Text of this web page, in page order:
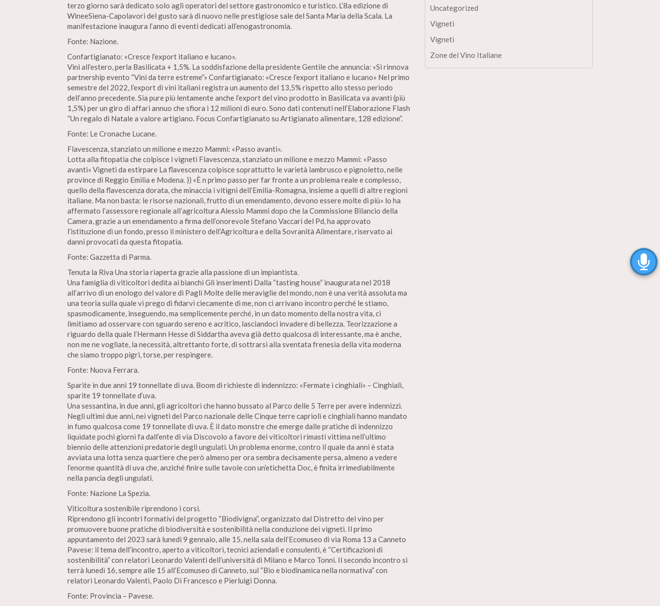
terzo giorno sarà dedicato solo agli operatori del settore gastronomico e turistico. L’8a edizione di
WineeSiena-Capolavori del gusto sarà di nuovo nelle prestigiose sale del Santa Maria della Scala. La
manifestazione inaugura l’anno di eventi dedicati all’enogastronomia.
Fonte: Nazione.
Confartigianato: «Cresce l’export italiano e lucano».
Vini all’estero, perla Basilicata + 1,5%. La soddisfazione della presidente Gentile che annuncia: «Si rinnova
partnership evento “Vini da terre estreme”» Confartigianato: «Cresce l’export italiano e lucano» Nel primo
semestre del 2022, l’export di vini italiani registra un aumento del 13,5% rispetto allo stesso periodo
dell’anno precedente. Sia pure più lentamente anche l’export del vino prodotto in Basilicata va avanti (più
1,5%) per un giro di affari annuo che sfiora i 12 milioni di euro. Sono dati contenuti nell’Elaborazione Flash
“Un regalo di Natale a valore artigiano. Focus Confartigianato su Artigianato alimentare, 128 edizione”.
Fonte: Le Cronache Lucane.
Flavescenza, stanziato un milione e mezzo Mammi: «Passo avanti».
Lotta alla fitopatia che colpisce i vigneti Flavescenza, stanziato un milione e mezzo Mammi: «Passo
avanti» Vigneti da estirpare La flavescenza colpisce soprattutto le varietà lambrusco e pignoletto, nelle
province di Reggio Emilia e Modena. )) «È n primo passo per far fronte a un problema reale e complesso,
quello della flavescenza dorata, che minaccia i vitigni dell’Emilia-Romagna, insieme a quelli di altre regioni
italiane. Ma non basta: le risorse nazionali, frutto di un emendamento, devono essere molte di più» lo ha
affermato l’assessore regionale all’agricoltura Alessio Mammi dopo che la Commissione Bilancio della
Camera, grazie a un emendamento a firma dell’onorevole Stefano Vaccari del Pd, ha approvato
l’istituzione di un fondo, presso il ministero dell’Agricoltura e della Sovranità Alimentare, riservato ai
danni provocati da questa fitopatia.
Fonte: Gazzetta di Parma.
Tenuta la Riva Una storia riaperta grazie alla passione di un impiantista.
Una famiglia di viticoltori dedita ai bianchi Gli inserimenti Dalla “tasting house” inaugurata nel 2018
all’arrivo di un enologo del valore di Pagli Molte delle meraviglie del mondo, non è una verità assoluta ma
una teoria sulla quale vi prego di fidarvi ciecamente di me, non ci arrivano incontro perché le stiamo,
spasmodicamente, inseguendo, ma semplicemente perché, in un dato momento della nostra vita, ci
limitiamo ad osservare con sguardo sereno e acritico, lasciandoci invadere di bellezza. Teorizzazione a
riguardo della quale l’Hermann Hesse di Siddartha aveva già detto qualcosa di interessante, ma è anche,
non me ne vogliate, la necessità, altrettanto forte, di sottrarsi alla sventata frenesia della vita moderna
che siamo troppo pigri, torse, per respingere.
Fonte: Nuova Ferrara.
Sparite in due anni 19 tonnellate di uva. Boom di richieste di indennizzo: «Fermate i cinghiali» – Cinghiali,
sparite 19 tonnellate d’uva.
Una sessantina, in due anni, gli agricoltori che hanno bussato al Parco delle 5 Terre per avere indennizzi.
Negli ultimi due anni, nei vigneti del Parco nazionale delle Cinque terre caprioli e cinghiali hanno mandato
in fumo qualcosa come 19 tonnellate di uva. È il dato monstre che emerge dalle pratiche di indennizzo
liquidate pochi giorni fa dall’ente di via Discovolo a favore dei viticoltori rimasti vittima nell’ultimo
biennio delle attenzioni predatorie degli ungulati. Un problema enorme, contro il quale da anni è stata
avviata una lotta senza quartiere che però almeno per ora sembra decisamente persa, almeno a vedere
l’enorme quantità di uva che, anziché finire sulle tavole con un’etichetta Doc, è finita irrimediabilmente
nella pancia degli ungulati.
Fonte: Nazione La Spezia.
Viticoltura sostenibile riprendono i corsi.
Riprendono gli incontri formativi del progetto “Biodivigna”, organizzato dal Distretto del vino per
promuovere buone pratiche di biodiversità e sostenibilità nella conduzione dei vigneti. Il primo
appuntamento del 2023 sarà lunedì 9 gennaio, alle 15, nella sala dell’Ecomuseo di via Roma 13 a Canneto
Pavese: il tema dell’incontro, aperto a viticoltori, tecnici aziendali e consulenti, è “Certificazioni di
sostenibilità” con relatori Leonardo Valenti dell’università di Milano e Marco Tonni. Il secondo incontro si
terrà lunedì 16, sempre alle 15 all’Ecomuseo di Canneto, sul “Bio e biodinamica nella normativa” con
relatori Leonardo Valenti, Paolo Di Francesco e Pierluigi Donna.
Fonte: Provincia – Pavese.
Uncategorized
Vigneti
Vigneti
Zone del Vino Italiane